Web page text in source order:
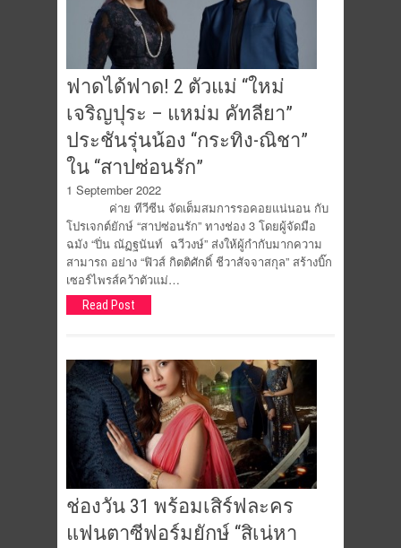
ฟาดได้ฟาด! 2 ตัวแม่ “ใหม่
เจริญปุระ – แหม่ม คัทลียา”
ประชันรุ่นน้อง “กระทิง-ณิชา”
ใน “สาปซ่อนรัก”
1 September 2022
ค่าย ทีวีซีน จัดเต็มสมการรอคอยแน่นอน กับ
โปรเจกต์ยักษ์ “สาปซ่อนรัก” ทางช่อง 3 โดยผู้จัดมือ
ฉมัง “ปิ่น ณัฏฐนันท์ ฉวีวงษ์” ส่งให้ผู้กำกับมากความ
สามารถ อย่าง “ฟิวส์ กิตติศักดิ์ ชีวาสัจจาสกุล” สร้างบิ๊ก
เซอร์ไพรส์คว้าตัวแม่…
Read Post
ช่องวัน 31 พร้อมเสิร์ฟละคร
แฟนตาซีฟอร์มยักษ์ “สิเน่หา